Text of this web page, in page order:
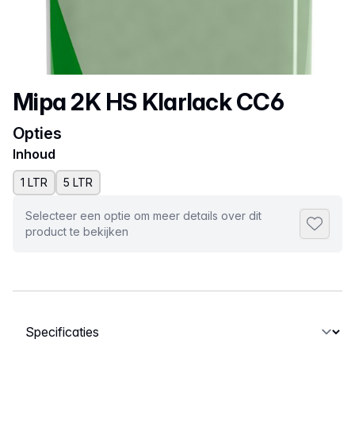
Productnaam
Mipa 2K HS Klarlack CC6
Opties
Inhoud
1 LTR 5 LTR
Selecteer een optie om meer details over dit
product te bekijken
Selecteer een tabblad